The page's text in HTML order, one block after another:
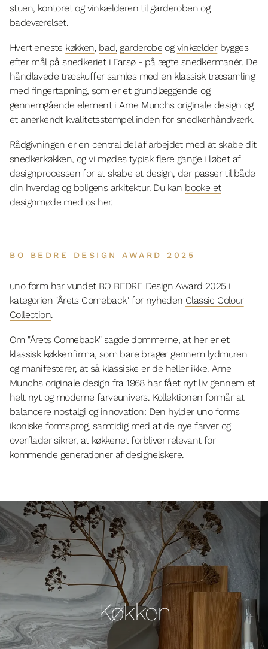
stuen, kontoret og vinkælderen til garderoben og
badeværelset.
Hvert eneste køkken, bad, garderobe og vinkælderbygges
efter mål på snedkeriet i Farsø - på ægte snedkermanér. De
håndlavede træskuffer samles med en klassisk træsamling
med fingertapning, som er et grundlæggende og
gennemgående element i Arne Munchs originale design og
et anerkendt kvalitetsstempel inden for snedkerhåndværk.
Rådgivningen er en central del af arbejdet med at skabe dit
snedkerkøkken, og vi mødes typisk flere gange i løbet af
designprocessen for at skabe et design, der passer til både
din hverdag og boligens arkitektur. Du kan booke et
designmøde med os her.
BO BEDRE DESIGN AWARD 2025
uno form har vundet BO BEDRE Design Award 2025 i
kategorien "Årets Comeback" for nyheden Classic Colour
Collection.
Om "Årets Comeback" sagde dommerne, at her er et
klassisk køkkenfirma, som bare brager gennem lydmuren
og manifesterer, at så klassiske er de heller ikke. Arne
Munchs originale design fra 1968 har fået nyt liv gennem et
helt nyt og moderne farveunivers. Kollektionen formår at
balancere nostalgi og innovation: Den hylder uno forms
ikoniske formsprog, samtidig med at de nye farver og
overflader sikrer, at køkkenet forbliver relevant for
kommende generationer af designelskere.
Køkken